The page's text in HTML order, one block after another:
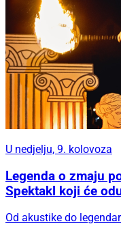
U nedjelju, 9. kolovoza
Legenda o zmaju
Spektakl koji će
Od akustike do